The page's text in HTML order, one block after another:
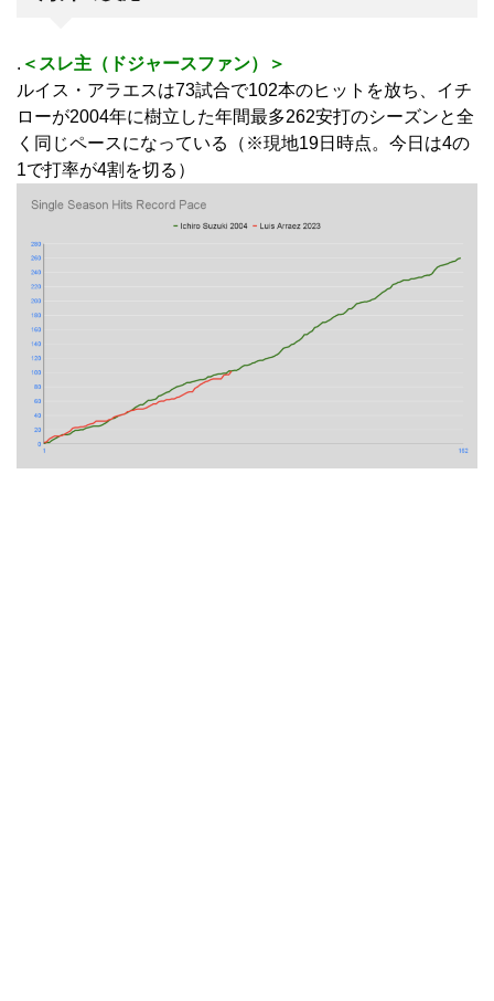
. ＜スレ主（ドジャースファン）＞
ルイス・アラエスは73試合で102本のヒットを放ち、イチ
ローが2004年に樹立した年間最多262安打のシーズンと全
く同じペースになっている（※現地19日時点。今日は4の
1で打率が4割を切る）